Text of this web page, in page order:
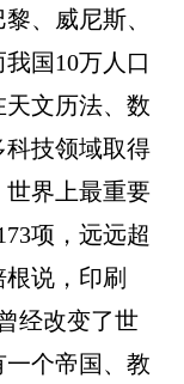
、威尼斯、
国10万人口
天文历法、数
技领域取得
世界上最重要
项，远远超
说，印刷
经改变了世
个帝国、教